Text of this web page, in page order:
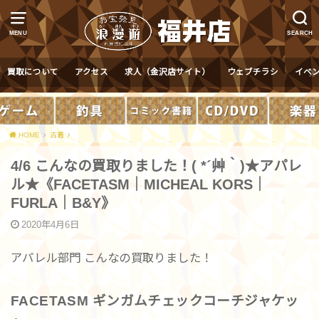
MENU SEARCH
買取について アクセス 求人（金沢店サイト） ウェブチラシ イベ
HOME 古着
4/6 こんなの買取りました！( *´艸｀)★アパレ
ル★《FACETASM｜MICHEAL KORS｜
FURLA｜B&Y》
2020年4月6日
アパレル部門 こんなの買取りました！
FACETASM ギンガムチェックコーチジャケッ